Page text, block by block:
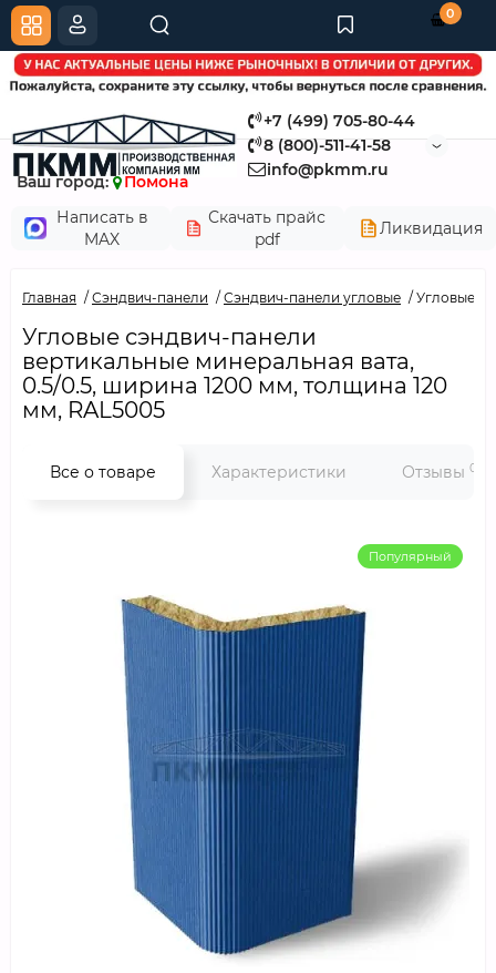
+7 (499) 705-80-44
8 (800)-511-41-58
info@pkmm.ru
Ваш город:
Помона
Написать в
MAX
Скачать прайс
pdf
Ликвидация
0
Главная Сэндвич-панели Сэндвич-панели угловые Угловые
Угловые сэндвич-панели
вертикальные минеральная вата,
0.5/0.5, ширина 1200 мм, толщина 120
мм, RAL5005
Все о товаре Характеристики Отзывы 0
Популярный